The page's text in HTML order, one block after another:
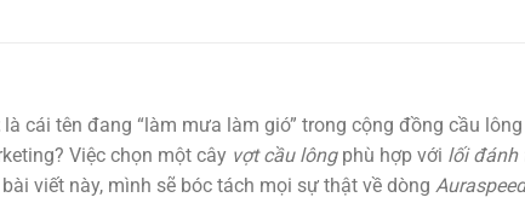
là cái tên đang “làm mưa làm gió” trong cộng đồng cầu
Việc chọn một cây vợt cầu lôngphù hợp với lối đánh
viết này, mình sẽ bóc tách mọi sự thật về dòng Auraspeed